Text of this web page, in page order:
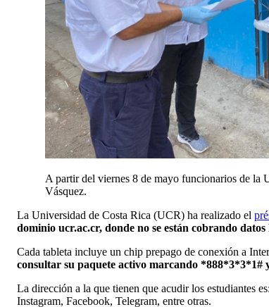
A partir del viernes 8 de mayo funcionarios de la
Vásquez.
La Universidad de Costa Rica (UCR) ha realizado el
dominio ucr.ac.cr, donde no se están cobrando
Cada tableta incluye un chip prepago de conexión a
consultar su paquete activo marcando *888*3*3*1#
La dirección a la que tienen que acudir los estudiantes es:
Instagram, Facebook, Telegram, entre otras.